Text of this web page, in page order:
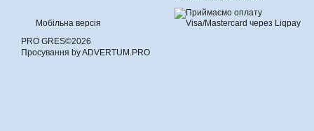
Мобільна версія
PRO GRES©2026
Просування by ADVERTUM.PRO